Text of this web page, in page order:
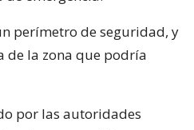
perímetro de seguridad, y
de la zona que podría
por las autoridades